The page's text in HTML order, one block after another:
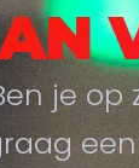
je op